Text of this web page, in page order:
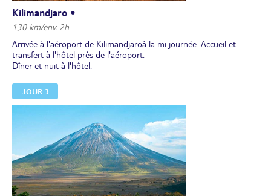
Kilimandjaro •
130 km/env. 2h
Arrivée à l'aéroport de Kilimandjaroà la mi journée. Accueil et
transfert à l'hôtel près de l'aéroport.
Dîner et nuit à l'hôtel.
JOUR 3